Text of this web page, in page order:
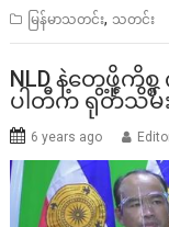
မြန်မာသတင်း, သတင်း
NLD နဲ့တွေ့ဖို့ကိ
ပါတီက ရုတ်သိမ်
6 years ago